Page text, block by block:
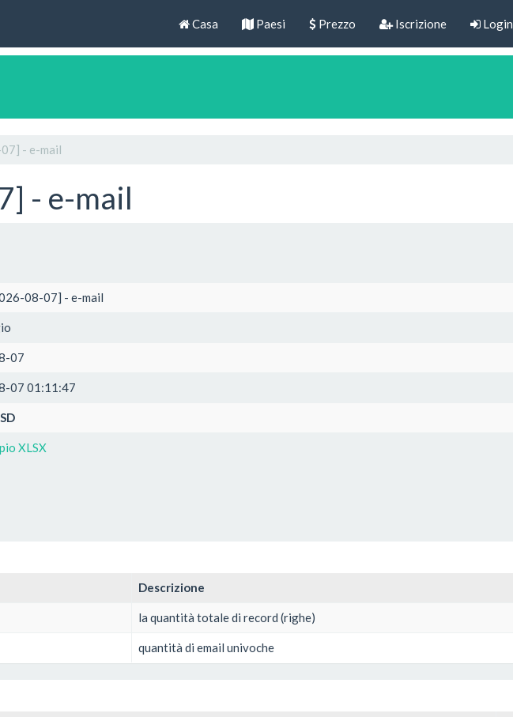
Casa Paesi Prezzo Iscrizione Login
- e-mail
- e-mail
08-07] - e-mail
07
07 01:11:47
XLSX
Descrizione
la quantità totale di record (righe)
quantità di email univoche